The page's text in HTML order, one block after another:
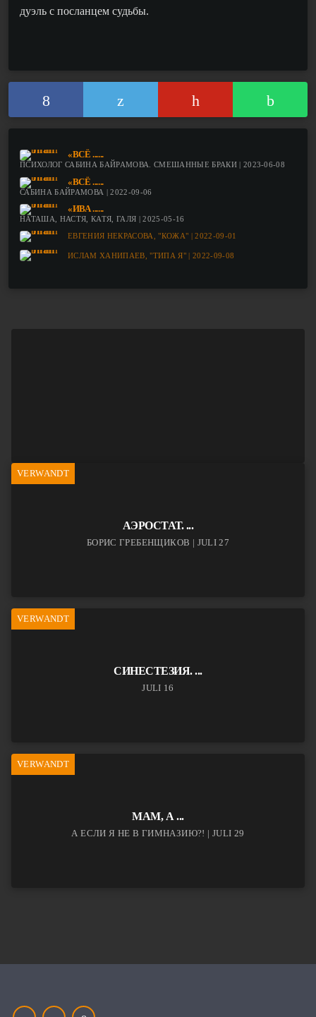
дуэль с посланцем судьбы.
«ВСЁ ......
ПСИХОЛОГ САБИНА БАЙРАМОВА. СМЕШАННЫЕ БРАКИ | 2023-06-08
«ВСЁ ......
САБИНА БАЙРАМОВА | 2022-09-06
«ИВА ......
НАТАША, НАСТЯ, КАТЯ, ГАЛЯ | 2025-05-16
ЕВГЕНИЯ НЕКРАСОВА, "КОЖА" | 2022-09-01
ИСЛАМ ХАНИПАЕВ, "ТИПА Я" | 2022-09-08
VERWANDT
АЭРОСТАТ. ...
БОРИС ГРЕБЕНЩИКОВ | JULI 27
VERWANDT
СИНЕСТЕЗИЯ. ...
JULI 16
VERWANDT
МАМ, А ...
А ЕСЛИ Я НЕ В ГИМНАЗИЮ?! | JULI 29